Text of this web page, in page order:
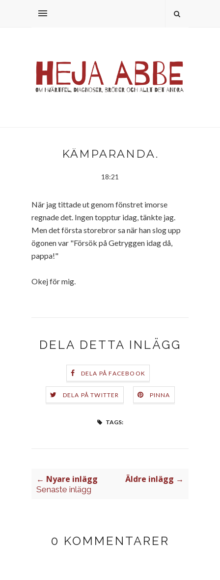
KÄMPARANDA.
18:21
När jag tittade ut genom fönstret imorse
regnade det. Ingen topptur idag, tänkte jag.
Men det första storebror sa när han slog upp
ögonen var "Försök på Getryggen idag då,
pappa!"
Okej för mig.
DELA DETTA INLÄGG
DELA PÅ FACEBOOK
DELA PÅ TWITTER PINNA
TAGS:
← Nyare inlägg
Senaste inlägg
Äldre inlägg →
0 KOMMENTARER